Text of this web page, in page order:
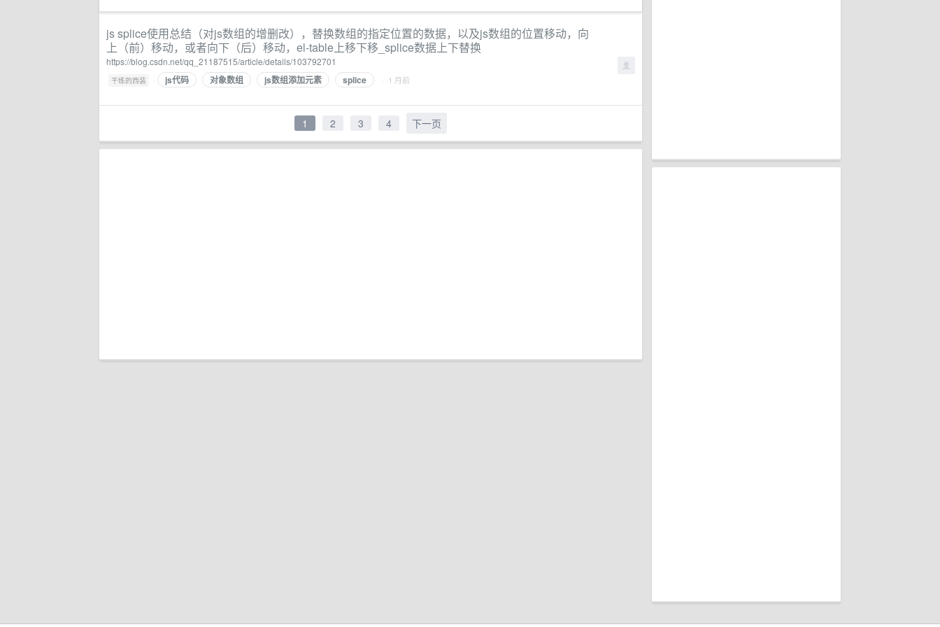
js splice使用总结（对js数组的增删改），替换数组的指定位置的数据，以及js数组的位置移动，向
上（前）移动，或者向下（后）移动，el-table上移下移_splice数据上下替换
https://blog.csdn.net/qq_21187515/article/details/103792701
干练的西装 · js代码 对象数组 js数组添加元素 splice · 1 月前
1 2 3 4 下一页